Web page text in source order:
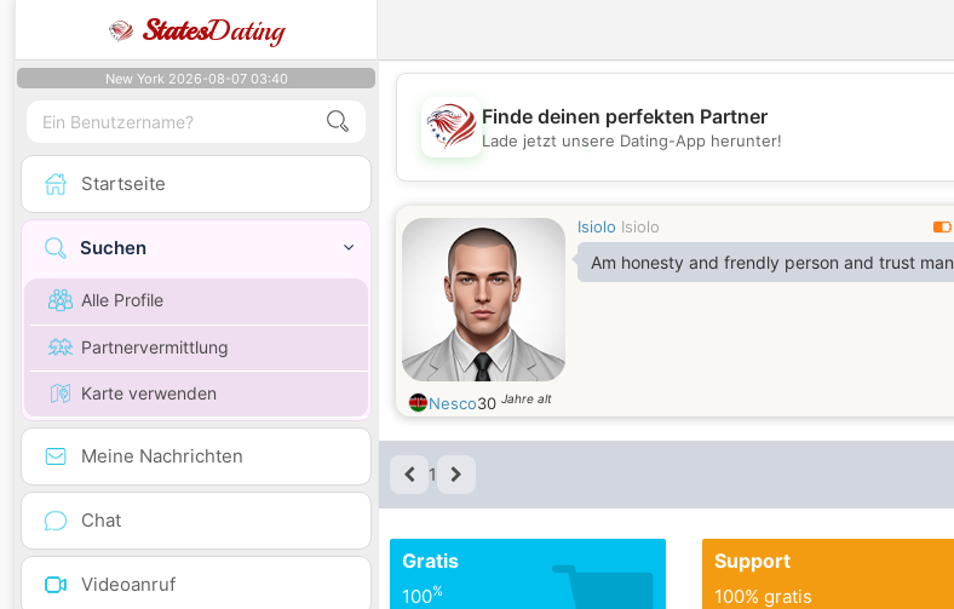
StatesDating
New York 2026-08-07 03:40
Startseite
Suchen
Alle Profile
Partnervermittlung
Karte verwenden
Meine Nachrichten
Chat
Videoanruf
💖
Finde deinen perfekten Partner
Lade jetzt unsere Dating-App herunter!
Isiolo Isiolo
Am honesty and frendly person and trust man
Nesco30 Jahre alt
1
Gratis
100%
Support
100% gratis